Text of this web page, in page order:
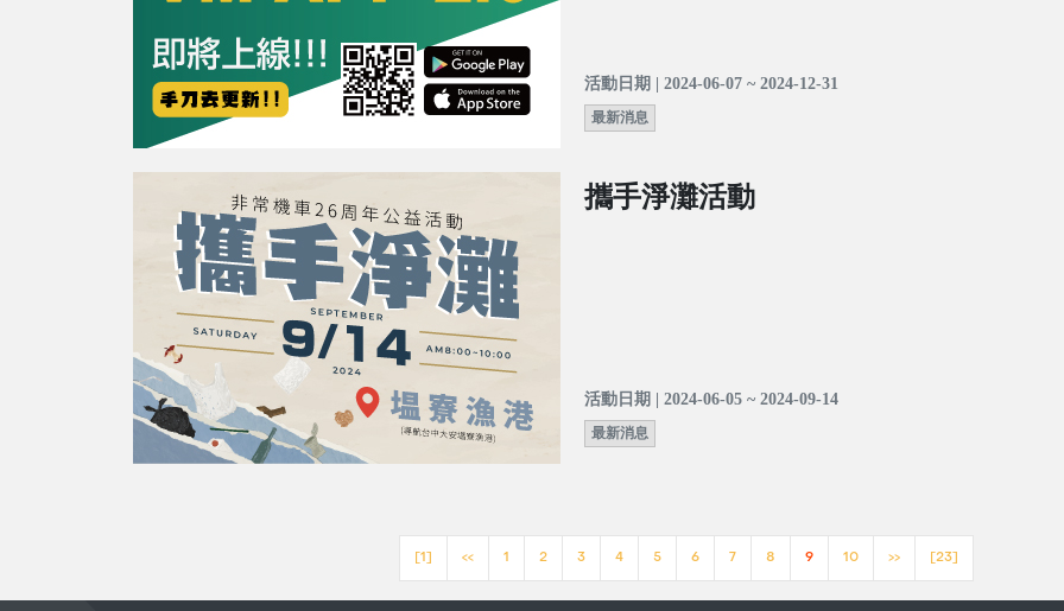
活動日期 | 2024-06-07 ~ 2024-12-31
最新消息
攜手淨灘活動
活動日期 | 2024-06-05 ~ 2024-09-14
最新消息
[1] << 1 2 3 4 5 6 7 8 9 10 >> [23]